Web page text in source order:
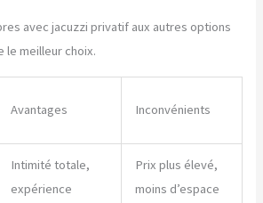
avec jacuzzi privatif aux autres options
le meilleur choix.
Avantages Inconvénients
Intimité totale,
expérience
Prix plus élevé,
moins d’espace